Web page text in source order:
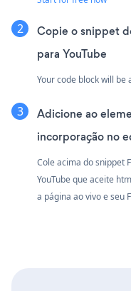
Copie o snippet
para YouTube
Your code block will
Adicione ao
incorporação no
Cole acima do snippet
YouTube que aceite
a página ao vivo e seu